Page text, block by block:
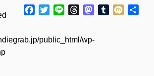
public_html/wp-
Facebook
TwitterLine ThreadsMastodon
Tumblr
Mixi